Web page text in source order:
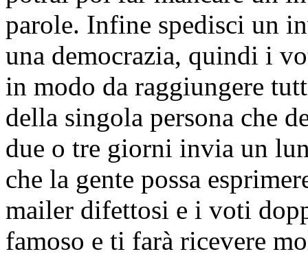
parole. Infine spedisci un
una democrazia, quindi i
in modo da raggiungere
della singola persona che
due o tre giorni invia un
che la gente possa
mailer difettosi e i voti
famoso e ti farà ricevere